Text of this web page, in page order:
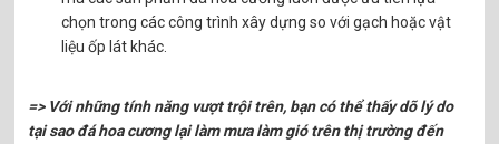
chọn trong các công trình xây dựng so với gạch hoặc vật
liệu ốp lát khác.
=> Với những tính năng vượt trội trên, bạn có thể thấy dõ lý do
tại sao đá hoa cương lại làm mưa làm gió trên thị trường đến